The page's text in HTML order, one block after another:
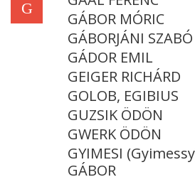
G
GÁBOR MÓRIC
GÁBORJÁNI
GÁDOR EMIL
GEIGER RICHÁRD
GOLOB, EGIBIUS
GUZSIK ÖDÖN
GWERK ÖDÖN
GYIMESI
GÁBOR